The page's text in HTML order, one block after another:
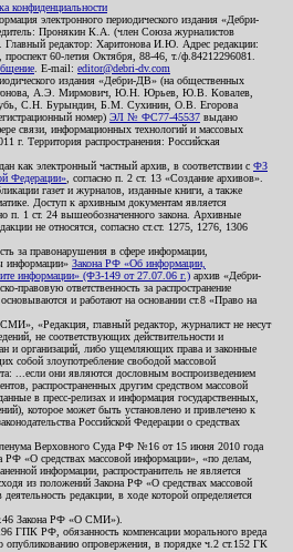
конфиденциальности
электронного периодического издания «Дебри-
Пронякин К.А. (член Союза журналистов
Главный редактор: Харитонова И.Ю. Адрес редакции:
60-летия Октября, 88-46, т./ф.84212296081.
. E-mail: editor@debri-dv.com
издания «Дебри-ДВ» (на общественных
А.Э. Мирмович, Ю.Н. Юрьев, Ю.В. Ковалев,
С.Н. Бурындин, Б.М. Сухинин, О.В. Егорова
номер) ЭЛ № ФС77-45537 выдано
связи, информационных технологий и массовых
г. Территория распространения: Российская
как электронный частный архив, в соответствии с ФЗ
Федерации» , согласно п. 2 ст. 13 «Создание архивов».
газет и журналов, изданные книги, а также
Доступ к архивным документам является
п. 1 ст. 24 вышеобозначенного закона. Архивные
не относятся, согласно ст.ст. 1275, 1276, 1306
за правонарушения в сфере информации,
информации» Закона РФ «Об информации,
информации» (ФЗ-149 от 27.07.06 г.) архив «Дебри-
ответственность за распространение
и работают на основании ст.8 «Право на
«Редакция, главный редактор, журналист не несут
не соответствующих действительности и
и организаций, либо ущемляющих права и законные
собой злоупотребление свободой массовой
...если они являются дословным воспроизведением
распространенных другим средством массовой
в пресс-релизах и информация государственных,
которое может быть установлено и привлечено к
Российской Федерации о средствах
Верховного Суда РФ №16 от 15 июня 2010 года
РФ «О средствах массовой информации», «по делам,
информации, распространитель не является
из положений Закона РФ «О средствах массовой
редакции, в ходе которой определяется
Закона РФ «О СМИ»).
ГПК РФ, обязанность компенсации морального вреда
опубликованию опровержения, в порядке ч.2 ст.152 ГК